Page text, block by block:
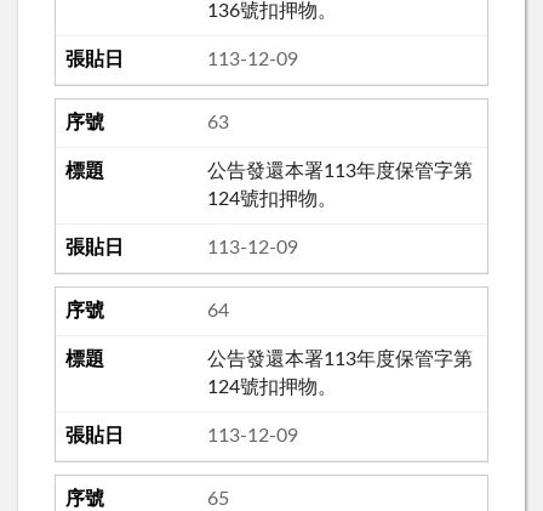
136號扣押物。
113-12-09
63
公告發還本署113年度保管字第
124號扣押物。
113-12-09
64
公告發還本署113年度保管字第
124號扣押物。
113-12-09
65